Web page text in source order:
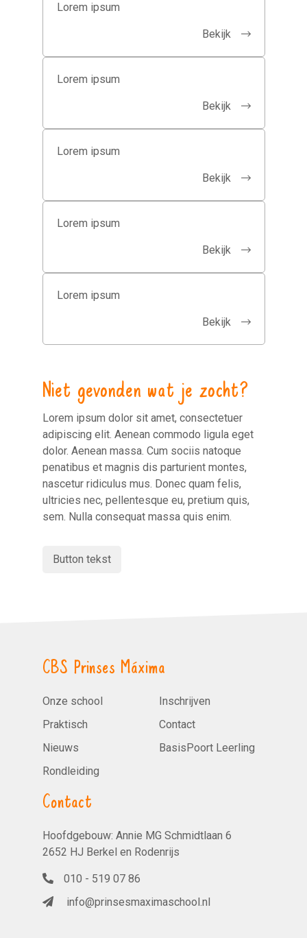
Lorem ipsum
Bekijk
Lorem ipsum
Bekijk
Lorem ipsum
Bekijk
Lorem ipsum
Bekijk
Lorem ipsum
Bekijk
Niet gevonden wat je zocht?
Lorem ipsum dolor sit amet, consectetuer
adipiscing elit. Aenean commodo ligula eget
dolor. Aenean massa. Cum sociis natoque
penatibus et magnis dis parturient montes,
nascetur ridiculus mus. Donec quam felis,
ultricies nec, pellentesque eu, pretium quis,
sem. Nulla consequat massa quis enim.
Button tekst
CBS Prinses Máxima
Onze school
Praktisch
Nieuws
Rondleiding
Inschrijven
Contact
BasisPoort Leerling
Contact
Hoofdgebouw: Annie MG Schmidtlaan 6
2652 HJ Berkel en Rodenrijs
010 - 519 07 86
info@prinsesmaximaschool.nl